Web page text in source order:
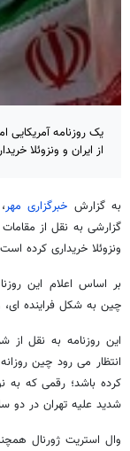
یک روزنامه آمریکایی
از ایران و ونزوئلا
به گزارش خبرگزاری مهر
گزارشی به نقل از
ونزوئلا خریداری کرده
بر اساس اعلام این
چین به شکل فراینده ای،
این روزنامه به نقل از
کرده باشد؛ رقمی که به
شدید علیه تهران در دو
وال استریت ژورنال